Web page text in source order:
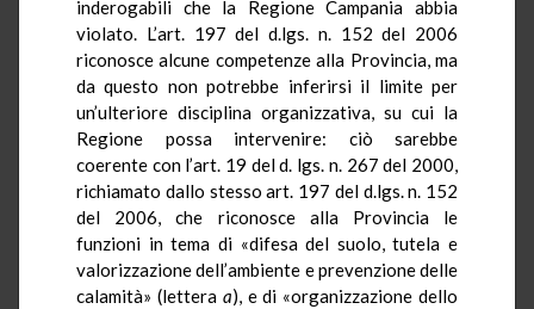
inderogabili che la Regione Campania abbia
violato. L’art. 197 del d.lgs. n. 152 del 2006
riconosce alcune competenze alla Provincia, ma
da questo non potrebbe inferirsi il limite per
un’ulteriore disciplina organizzativa, su cui la
Regione possa intervenire: ciò sarebbe
coerente con l’art. 19 del d. lgs. n. 267 del 2000,
richiamato dallo stesso art. 197 del d.lgs. n. 152
del 2006, che riconosce alla Provincia le
funzioni in tema di «difesa del suolo, tutela e
valorizzazione dell’ambiente e prevenzione delle
calamità» (lettera a), e di «organizzazione dello